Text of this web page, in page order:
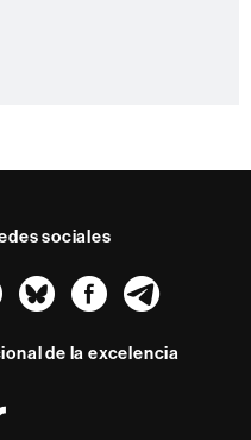
sociales
LinkedIn
Bluesky
de la excelencia